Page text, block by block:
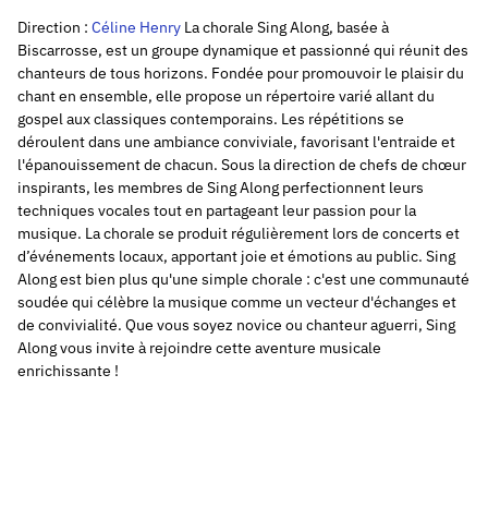
Direction : Céline Henry La chorale Sing Along, basée à
Biscarrosse, est un groupe dynamique et passionné qui réunit des
chanteurs de tous horizons. Fondée pour promouvoir le plaisir du
chant en ensemble, elle propose un répertoire varié allant du
gospel aux classiques contemporains. Les répétitions se
déroulent dans une ambiance conviviale, favorisant l'entraide et
l'épanouissement de chacun. Sous la direction de chefs de chœur
inspirants, les membres de Sing Along perfectionnent leurs
techniques vocales tout en partageant leur passion pour la
musique. La chorale se produit régulièrement lors de concerts et
d’événements locaux, apportant joie et émotions au public. Sing
Along est bien plus qu'une simple chorale : c'est une communauté
soudée qui célèbre la musique comme un vecteur d'échanges et
de convivialité. Que vous soyez novice ou chanteur aguerri, Sing
Along vous invite à rejoindre cette aventure musicale
enrichissante !